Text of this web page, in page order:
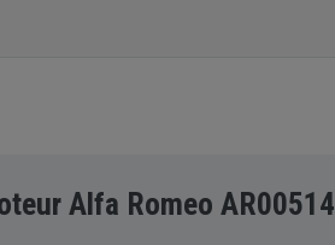
Alfa Romeo AR00514